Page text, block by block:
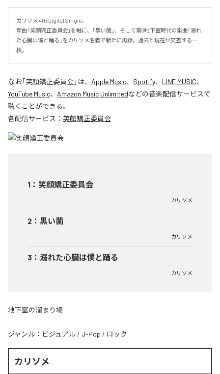
カリソメ 4th Digital Single。
新曲「笑顔矯正委員会」を軸に、「黒い菌」、そして第0̸地下室時代の楽曲「溺れ
た心臓は僕と踊る」をカリソメ名義で新たに再録。過去と現在が交差する一
枚。
なお「笑顔矯正委員会」は、 Apple Music、 Spotify、 LINE MUSIC、
YouTube Music、 Amazon Music Unlimitedなどの音楽配信サービスで
聴くことができる。
各配信サービス： 笑顔矯正委員会
1 ： 笑顔矯正委員会
カリソメ
2 ： 黒い菌
カリソメ
3 ： 溺れた心臓は僕と踊る
カリソメ
地下室の溜まり場
ジャンル： ビジュアル / J-Pop / ロック
カリソメ